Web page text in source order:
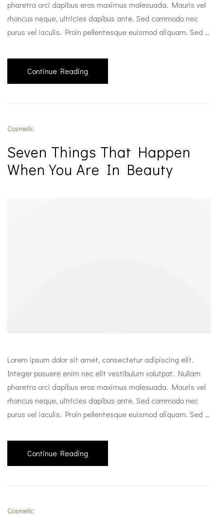
pharetra orci dapibus eros maximus malesuada. Mauris vel
rhoncus neque, ultricies dapibus ante. Sed commodo nec
purus vel iaculis. Proin pellentesque euismod aliquam. Sed …
Continue Reading
Cosmetic
Seven Things That Happen
When You Are In Beauty
Lorem ipsum dolor sit amet, consectetur adipiscing elit.
Integer posuere enim nec elit vestibulum volutpat. Nullam
pharetra orci dapibus eros maximus malesuada. Mauris vel
rhoncus neque, ultricies dapibus ante. Sed commodo nec
purus vel iaculis. Proin pellentesque euismod aliquam. Sed …
Continue Reading
Cosmetic